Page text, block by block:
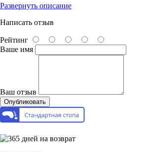
Развернуть описание
Написать отзыв
Рейтинг
Ваше имя
Ваш отзыв
Опубликовать